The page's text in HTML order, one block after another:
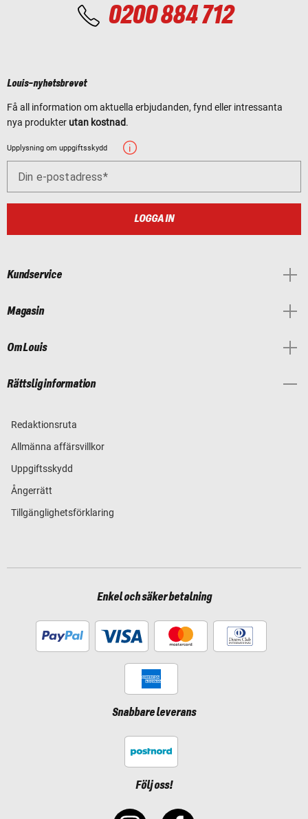
0200 884 712
Louis-nyhetsbrevet
Få all information om aktuella erbjudanden, fynd eller intressanta
nya produkter utan kostnad.
Upplysning om uppgiftsskydd
Din e-postadress
LOGGA IN
Kundservice
Magasin
Om Louis
Rättslig information
Redaktionsruta
Allmänna affärsvillkor
Uppgiftsskydd
Ångerrätt
Tillgänglighetsförklaring
Enkel och säker betalning
Snabbare leverans
Följ oss!